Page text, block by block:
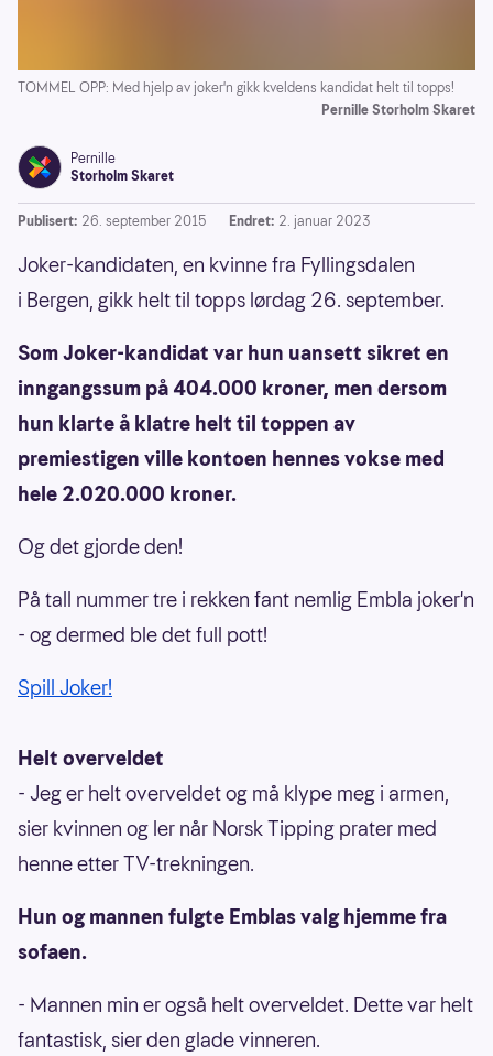
TOMMEL OPP: Med hjelp av joker'n gikk kveldens kandidat helt til topps!
Pernille Storholm Skaret
Pernille
Storholm Skaret
Publisert: 26. september 2015 Endret: 2. januar 2023
Joker-kandidaten, en kvinne fra Fyllingsdalen
i Bergen, gikk helt til topps lørdag 26. september.
Som Joker-kandidat var hun uansett sikret en
inngangssum på 404.000 kroner, men dersom
hun klarte å klatre helt til toppen av
premiestigen ville kontoen hennes vokse med
hele 2.020.000 kroner.
Og det gjorde den!
På tall nummer tre i rekken fant nemlig Embla joker'n
- og dermed ble det full pott!
Spill Joker!
Helt overveldet
- Jeg er helt overveldet og må klype meg i armen,
sier kvinnen og ler når Norsk Tipping prater med
henne etter TV-trekningen.
Hun og mannen fulgte Emblas valg hjemme fra
sofaen.
- Mannen min er også helt overveldet. Dette var helt
fantastisk, sier den glade vinneren.